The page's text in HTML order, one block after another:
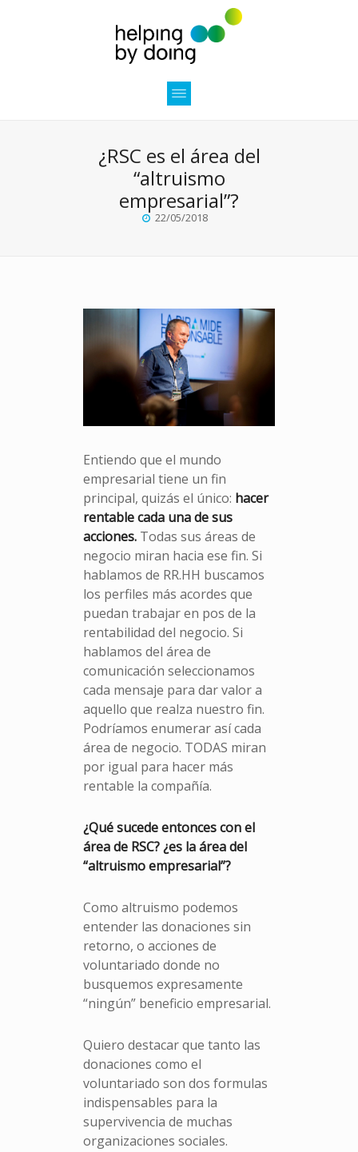
¿RSC es el área del
“altruismo
empresarial”?
22/05/2018
Entiendo que el mundo
empresarial tiene un fin
principal, quizás el único: hacer
rentable cada una de sus
acciones. Todas sus áreas de
negocio miran hacia ese fin. Si
hablamos de RR.HH buscamos
los perfiles más acordes que
puedan trabajar en pos de la
rentabilidad del negocio. Si
hablamos del área de
comunicación seleccionamos
cada mensaje para dar valor a
aquello que realza nuestro fin.
Podríamos enumerar así cada
área de negocio. TODAS miran
por igual para hacer más
rentable la compañía.
¿Qué sucede entonces con el
área de RSC? ¿es la área del
“altruismo empresarial”?
Como altruismo podemos
entender las donaciones sin
retorno, o acciones de
voluntariado donde no
busquemos expresamente
“ningún” beneficio empresarial.
Quiero destacar que tanto las
donaciones como el
voluntariado son dos formulas
indispensables para la
supervivencia de muchas
organizaciones sociales.